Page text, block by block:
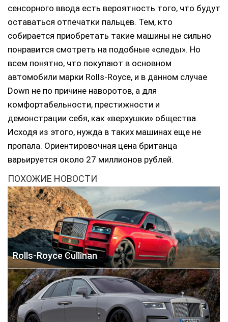
сенсорного ввода есть вероятность того, что будут
оставаться отпечатки пальцев. Тем, кто
собирается приобретать такие машины не сильно
понравится смотреть на подобные «следы». Но
всем понятно, что покупают в основном
автомобили марки Rolls-Royce, и в данном случае
Down не по причине наворотов, а для
комфортабельности, престижности и
демонстрации себя, как «верхушки» общества.
Исходя из этого, нужда в таких машинах еще не
пропала. Ориентировочная цена британца
варьируется около 27 миллионов рублей.
ПОХОЖИЕ НОВОСТИ
Rolls-Royce Cullinan